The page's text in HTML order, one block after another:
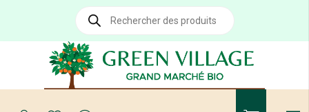
Recherche
produits